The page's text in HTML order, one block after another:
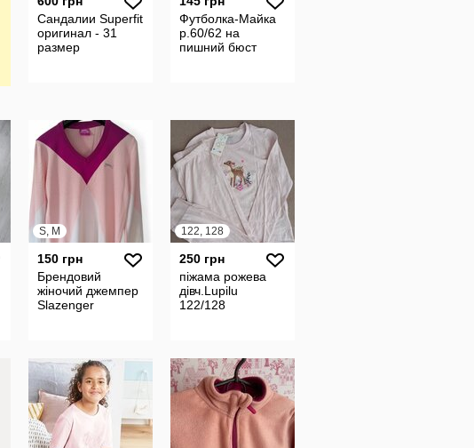
Сандалии Superfit
оригинал - 31
размер
Футболка-Майка
р.60/62 на
пишний бюст
S, M
150 грн
Брендовий
жіночий джемпер
Slazenger
122, 128
250 грн
піжама рожева
дівч.Lupilu
122/128